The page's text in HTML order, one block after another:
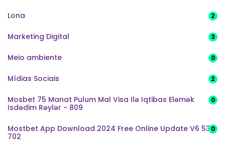
Lona 2
Marketing Digital 3
Meio ambiente 0
Mídias Sociais 2
Mosbet 75 Manat Pulum Mal Visa Ilə Iqtibas Eləmək
Isdədim Rəylər - 809
0
Mostbet App Download 2024 Free Online Update V6 53 -
702
0